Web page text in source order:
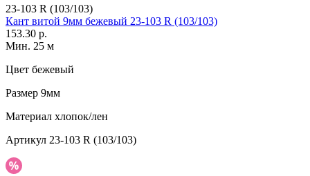
23-103 R (103/103)
Кант витой 9мм бежевый 23-103 R (103/103)
153.30 р.
Мин. 25 м
Цвет бежевый
Размер 9мм
Материал хлопок/лен
Артикул 23-103 R (103/103)